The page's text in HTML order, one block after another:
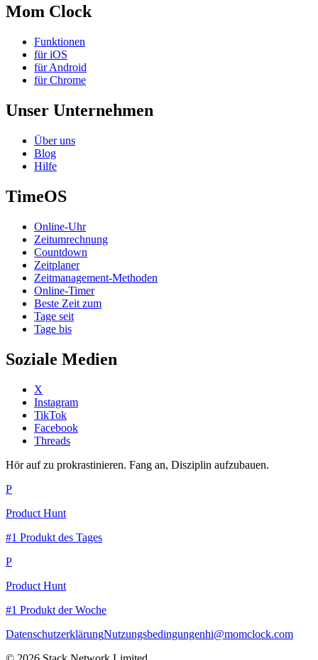
Mom Clock
Funktionen
für iOS
für Android
für Chrome
Unser Unternehmen
Über uns
Blog
Hilfe
TimeOS
Online-Uhr
Zeitumrechnung
Countdown
Zeitplaner
Zeitmanagement-Methoden
Online-Timer
Beste Zeit zum
Tage seit
Tage bis
Soziale Medien
X
Instagram
TikTok
Facebook
Threads
Hör auf zu prokrastinieren. Fang an, Disziplin aufzubauen.
P
Product Hunt
#1 Produkt des Tages
P
Product Hunt
#1 Produkt der Woche
DatenschutzerklärungNutzungsbedingungenhi@momclock.com